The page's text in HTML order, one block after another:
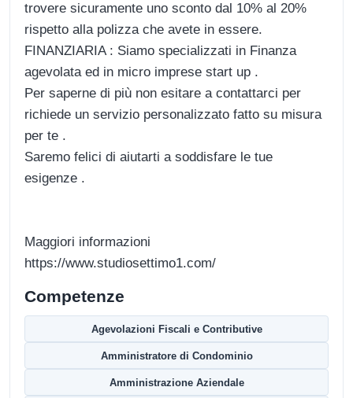
trovere sicuramente uno sconto dal 10% al 20%
rispetto alla polizza che avete in essere.
FINANZIARIA : Siamo specializzati in Finanza
agevolata ed in micro imprese start up .
Per saperne di più non esitare a contattarci per
richiede un servizio personalizzato fatto su misura
per te .
Saremo felici di aiutarti a soddisfare le tue
esigenze .
Maggiori informazioni
https://www.studiosettimo1.com/
Competenze
Agevolazioni Fiscali e Contributive
Amministratore di Condominio
Amministrazione Aziendale